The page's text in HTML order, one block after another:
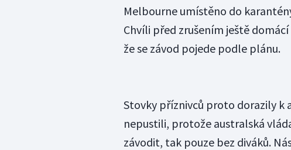
Melbourne umístěno do
Chvíli před zrušením ještě
že se závod pojede podle plánu.
Stovky příznivců proto dorazily k
nepustili, protože australská
závodit, tak pouze bez diváků.